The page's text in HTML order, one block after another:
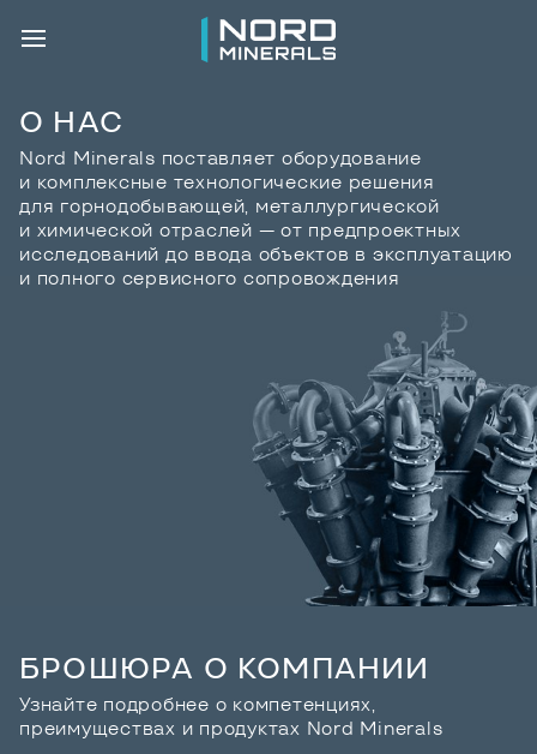
О НАС
Nord Minerals поставляет оборудование
и комплексные технологические решения
для горнодобывающей, металлургической
и химической отраслей — от предпроектных
исследований до ввода объектов в эксплуатацию
и полного сервисного сопровождения
БРОШЮРА О КОМПАНИИ
Узнайте подробнее о компетенциях,
преимуществах и продуктах Nord Minerals